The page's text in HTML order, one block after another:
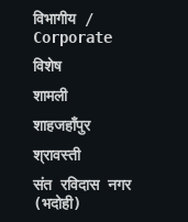
विभागीय /
Corporate
विशेष
शामली
शाहजहाँपुर
श्रावस्ती
संत रविदास नगर
(भदोही)